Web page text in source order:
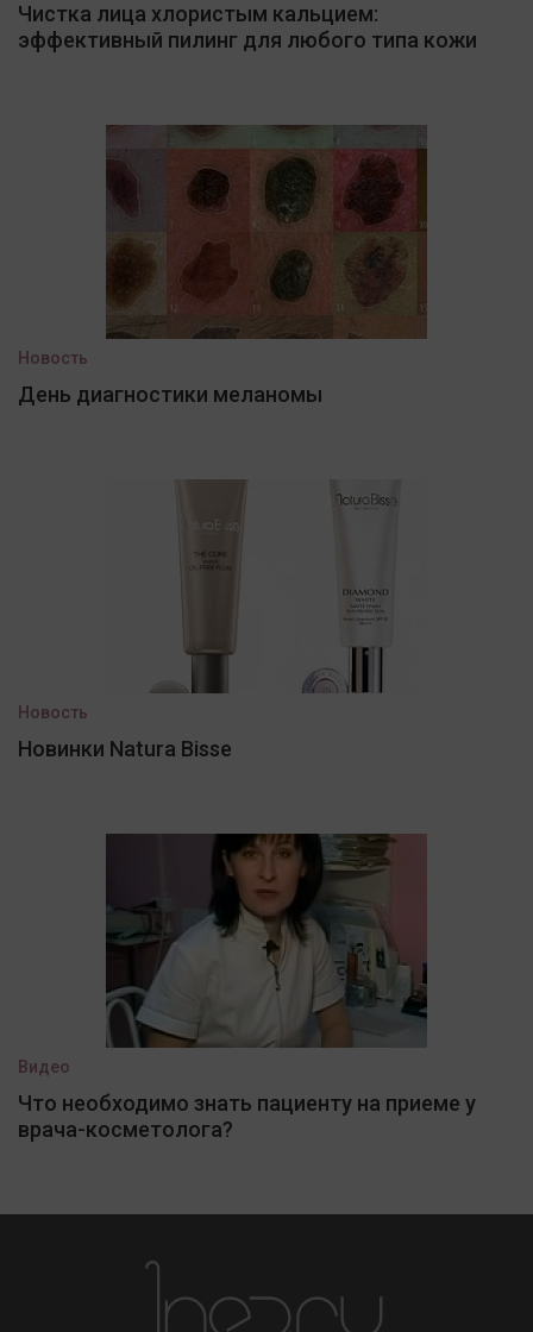
Чистка лица хлористым кальцием:
эффективный пилинг для любого типа кожи
Новость
День диагностики меланомы
Новость
Новинки Natura Bisse
Видео
Что необходимо знать пациенту на приеме у
врача-косметолога?